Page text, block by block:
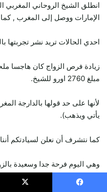
انطلق الشيخ الروحاني المغربي
الإمارات ووصل إلى المغرب ,
احدي الحالات تريد نشر تجربتها
زيادة فرص الزواج كان هاجسا
مبلغ 2760 اورو للشيخ.
لأنها على حد قولها بالدارجة
يأتي ويذهب).
كما نتشرف أن نعلن لسيادتكم
وهي اليوم فرحة جدا وسعيدة
وبحسبها سيعقد حفل الزفاف